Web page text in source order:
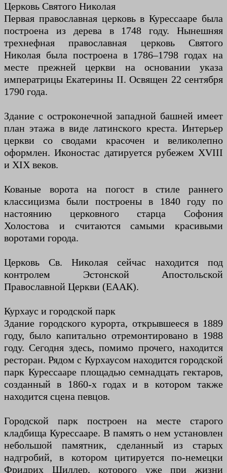
Церковь Святого Николая
Первая православная церковь в Курессааре была
построена из дерева в 1748 году. Нынешняя
трехнефная православная церковь Святого
Николая была построена в 1786–1798 годах на
месте прежней церкви на основании указа
императрицы Екатерины II. Освящен 22 сентября
1790 года.
Здание с остроконечной западной башней имеет
план этажа в виде латинского креста. Интерьер
церкви со сводами красочен и великолепно
оформлен. Иконостас датируется рубежем XVIII
и XIX веков.
Кованые ворота на погост в стиле раннего
классицизма были построены в 1840 году по
настоянию церковного старца Софония
Холостова и считаются самыми красивыми
воротами города.
Церковь Св. Николая сейчас находится под
контролем Эстонской Апостольской
Православной Церкви (ЕААК).
Курхаус и городской парк
Здание городского курорта, открывшееся в 1889
году, было капитально отремонтировано в 1988
году. Сегодня здесь, помимо прочего, находится
ресторан. Рядом с Курхаусом находится городской
парк Курессааре площадью семнадцать гектаров,
созданный в 1860-х годах и в котором также
находится сцена певцов.
Городской парк построен на месте старого
кладбища Курессааре. В память о нем установлен
небольшой памятник, сделанный из старых
надгробий, в котором цитируется по-немецки
Фридрих Шиллер, которого уже при жизни